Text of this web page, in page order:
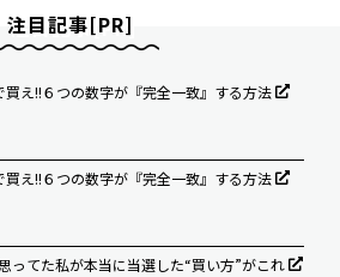
注目記事[PR]
買え!!６つの数字が『完全一致』する方法
買え!!６つの数字が『完全一致』する方法
ってた私が本当に当選した“買い方”がこれ